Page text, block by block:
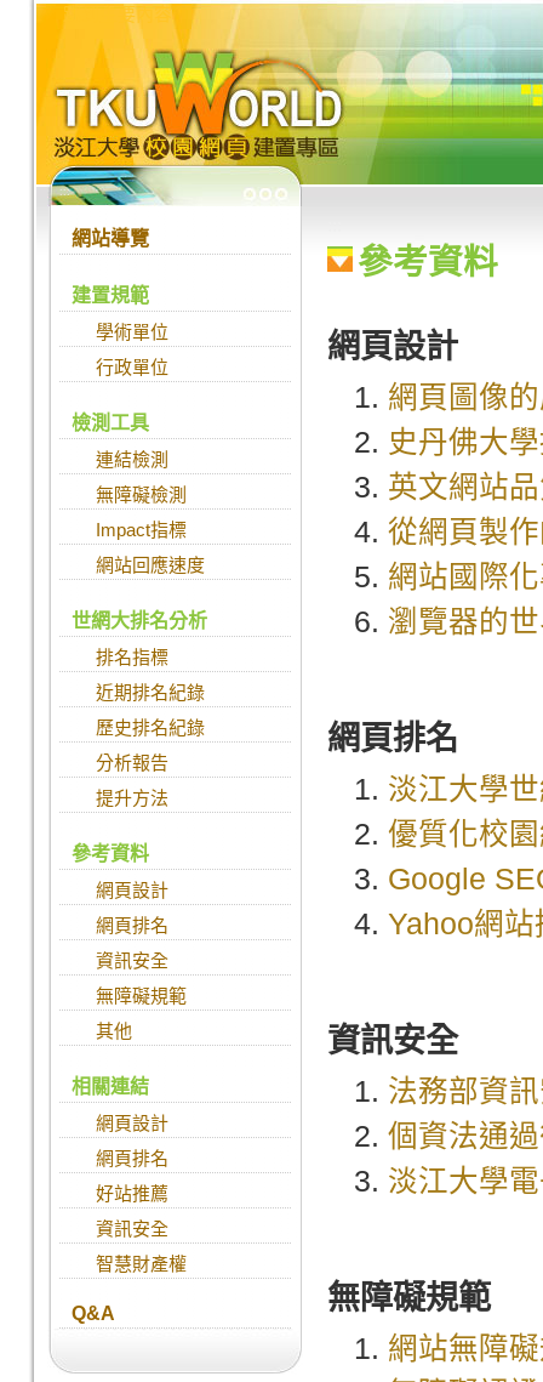
跳到主要內容
:::
網站導覽
建置規範
學術單位
行政單位
檢測工具
連結檢測
無障礙檢測
Impact指標
網站回應速度
世網大排名分析
排名指標
近期排名紀錄
歷史排名紀錄
分析報告
提升方法
參考資料
網頁設計
網頁排名
資訊安全
無障礙規範
其他
相關連結
網頁設計
網頁排名
好站推薦
資訊安全
智慧財產權
Q&A
參考資料
網頁設計
網頁圖像
史丹佛大
英文網站
從網頁製
網站國際
瀏覽器的
網頁排名
淡江大學
優質化校
Google
Yahoo網
資訊安全
法務部資
個資法通
淡江大學
無障礙規範
網站無障